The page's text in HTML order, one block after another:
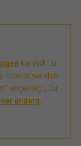
kannst Du
Videos werden
angezeigt. Du
ändern.